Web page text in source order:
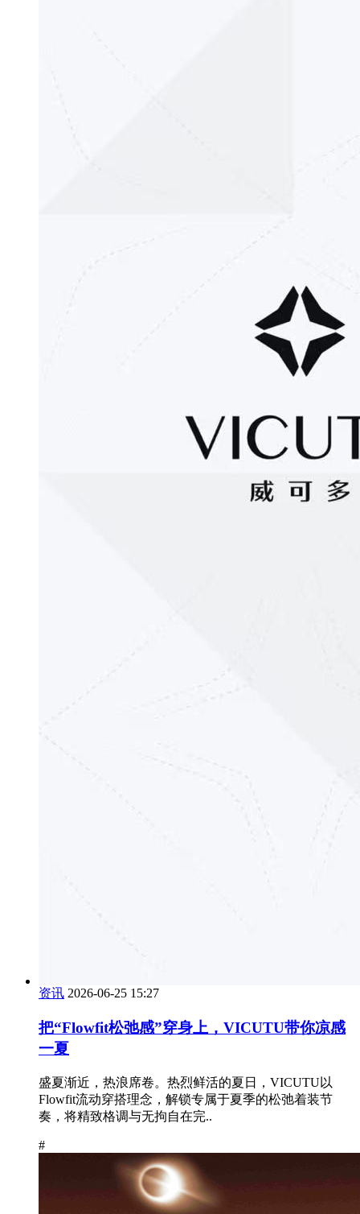
资讯 2026-06-25 15:27
把“Flowfit松弛感”穿身上，VICUTU带你凉感
一夏
盛夏渐近，热浪席卷。热烈鲜活的夏日，VICUTU以
Flowfit流动穿搭理念，解锁专属于夏季的松弛着装节
奏，将精致格调与无拘自在完..
#